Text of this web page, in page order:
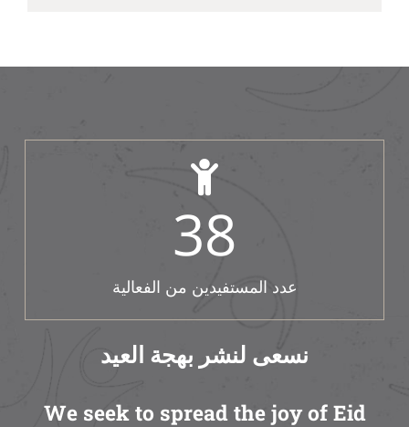
38
عدد المستفيدين من الفعالية
نسعى لنشر بهجة العيد
We seek to spread the joy of Eid